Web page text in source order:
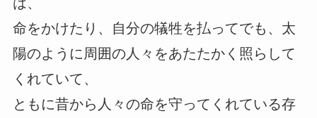
は、
命をかけたり、自分の犠牲を払ってでも、太
陽のように周囲の人々をあたたかく照らして
くれていて、
ともに昔から人々の命を守ってくれている存